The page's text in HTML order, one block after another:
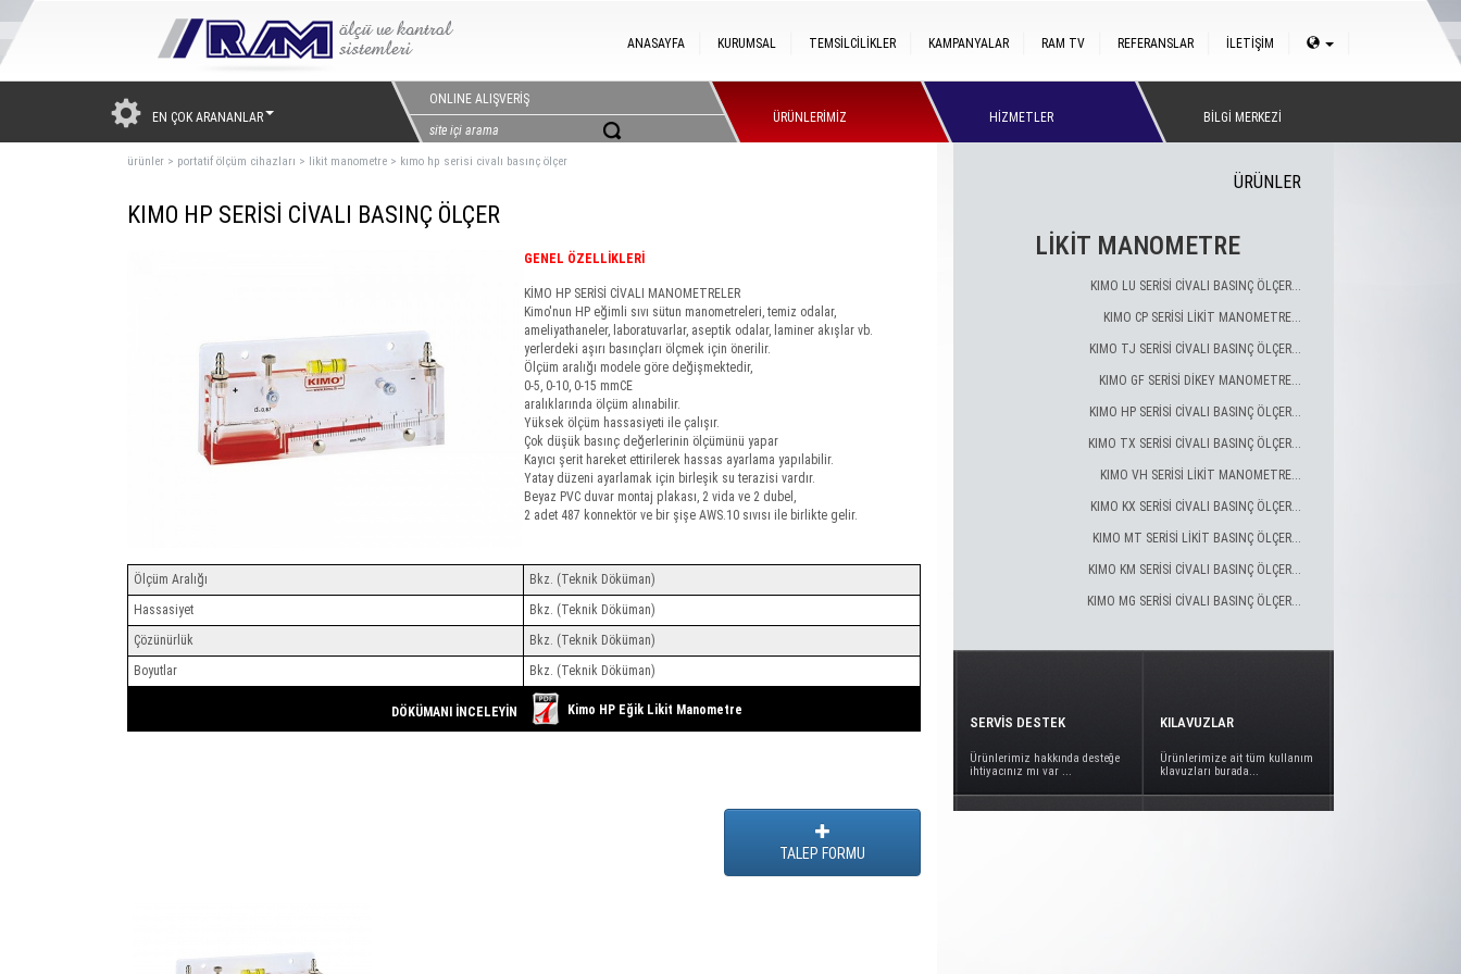
İLETİŞİM
REFERANSLAR
RAM TV
KAMPANYALAR
TEMSİLCİLİKLER
KURUMSAL
ANASAYFA
EN ÇOK ARANANLAR
ONLINE ALIŞVERİŞ
ÜRÜNLERİMİZ
HİZMETLER BİLGİ MERKEZİ
ürünler > portatif ölçüm cihazları > likit manometre > kımo hp serisi civalı basınç ölçer
KIMO HP SERİSİ CİVALI BASINÇ ÖLÇER
GENEL ÖZELLİKLERİ
KİMO HP SERİSİ CİVALI MANOMETRELER
Kimo'nun HP eğimli sıvı sütun manometreleri, temiz odalar,
ameliyathaneler, laboratuvarlar, aseptik odalar, laminer akışlar vb.
yerlerdeki aşırı basınçları ölçmek için önerilir.
Ölçüm aralığı modele göre değişmektedir,
0-5, 0-10, 0-15 mmCE
aralıklarında ölçüm alınabilir.
Yüksek ölçüm hassasiyeti ile çalışır.
Çok düşük basınç değerlerinin ölçümünü yapar
Kayıcı şerit hareket ettirilerek hassas ayarlama yapılabilir.
Yatay düzeni ayarlamak için birleşik su terazisi vardır.
Beyaz PVC duvar montaj plakası, 2 vida ve 2 dubel,
2 adet 487 konnektör ve bir şişe AWS.10 sıvısı ile birlikte gelir.
Ölçüm Aralığı
Bkz. (Teknik Döküman)
Hassasiyet
Bkz. (Teknik Döküman)
Çözünürlük
Bkz. (Teknik Döküman)
Boyutlar
Bkz. (Teknik Döküman)
DÖKÜMANI İNCELEYİN Kimo HP Eğik Likit Manometre
TALEP FORMU
ÜRÜNLER
LİKİT MANOMETRE
KIMO LU SERİSİ CİVALI BASINÇ ÖLÇER...
KIMO CP SERİSİ LİKİT MANOMETRE...
KIMO TJ SERİSİ CİVALI BASINÇ ÖLÇER...
KIMO GF SERİSİ DİKEY MANOMETRE...
KIMO HP SERİSİ CİVALI BASINÇ ÖLÇER...
KIMO TX SERİSİ CİVALI BASINÇ ÖLÇER...
KIMO VH SERİSİ LİKİT MANOMETRE...
KIMO KX SERİSİ CİVALI BASINÇ ÖLÇER...
KIMO MT SERİSİ LİKİT BASINÇ ÖLÇER...
KIMO KM SERİSİ CİVALI BASINÇ ÖLÇER...
KIMO MG SERİSİ CİVALI BASINÇ ÖLÇER...
SERVİS DESTEK
Ürünlerimiz hakkında desteğe
ihtiyacınız mı var ...
KILAVUZLAR
Ürünlerimize ait tüm kullanım
klavuzları burada...